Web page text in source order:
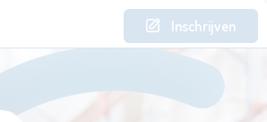
Inschrijven